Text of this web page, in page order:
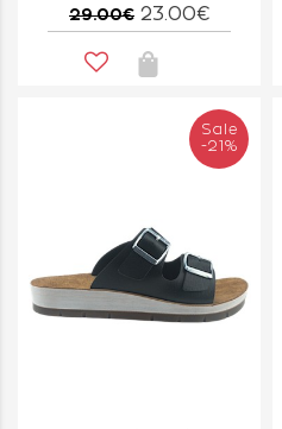
29.00€ 23.00€
Sale
-21%